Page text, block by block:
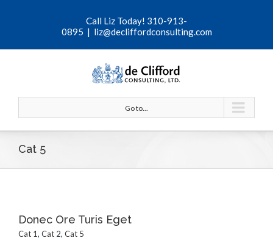
Call Liz Today! 310-913-
0895 | liz@decliffordconsulting.com
Go to...
Cat 5
Donec Ore Turis Eget
Cat 1, Cat 2, Cat 5